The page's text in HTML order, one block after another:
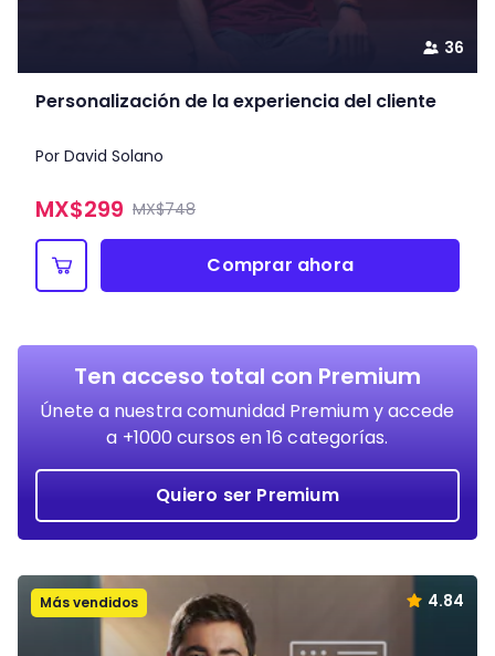
36
Personalización de la experiencia del cliente
Por David Solano
MX$299 MX$748
Comprar ahora
Ten acceso total con Premium
Únete a nuestra comunidad Premium y accede
a +1000 cursos en 16 categorías.
Quiero ser Premium
Más vendidos 4.84